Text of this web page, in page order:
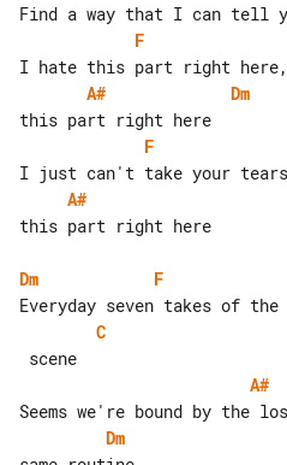
F
A#
Dm
F
A#
this part right here
Dm
F
C
A#
Dm